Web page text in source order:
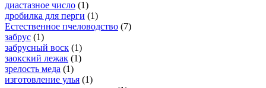
диастазное число (1)
дробилка для перги (1)
Естественное пчеловодство (7)
забрус (1)
забрусный воск (1)
заокский лежак (1)
зрелость меда (1)
изготовление улья (1)